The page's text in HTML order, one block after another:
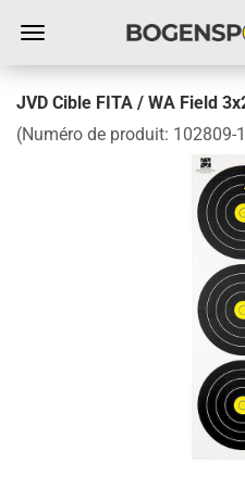
JVD Cible FITA / WA Field
(Numéro de produit: 102809-